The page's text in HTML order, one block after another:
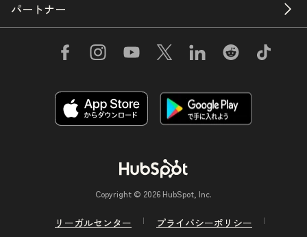
パートナー
Copyright © 2026 HubSpot, Inc.
リーガルセンター
プライバシーポリシー